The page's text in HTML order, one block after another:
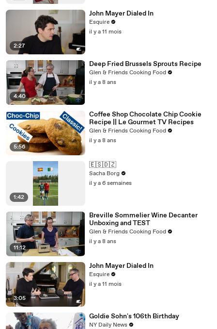
2:27
John Mayer Dialed In
Esquire
il y a 11 mois
4:40
Deep Fried Brussels Sprouts Recipe
Glen & Friends Cooking Food
il y a 8 ans
5:56
Coffee Shop Chocolate Chip Cookie
Recipe || Le Gourmet TV Recipes
Glen & Friends Cooking Food
il y a 8 ans
1:42
🇪🇸🇩🇿
Sacha Borg
il y a 6 semaines
11:12
Breville Sommelier Wine Decanter
Unboxing and TEST
Glen & Friends Cooking Food
il y a 8 ans
3:05
John Mayer Dialed In
Esquire
il y a 11 mois
Goldie Sohn's 106th Birthday
NY Daily News